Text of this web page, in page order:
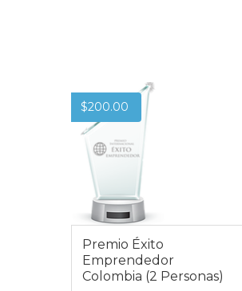
$200.00
Premio Éxito
Emprendedor
Colombia (2 Personas)